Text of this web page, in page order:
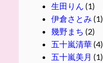
生田りん (1)
伊倉さとみ (1)
幾野まち (2)
五十嵐清華(4)
五十嵐美月 (1)